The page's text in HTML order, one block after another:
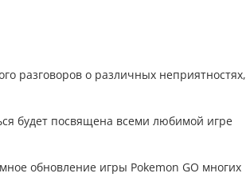
разговоров о различных неприятностях,
будет посвящена всеми любимой игре
обновление игры Pokemon GO многих